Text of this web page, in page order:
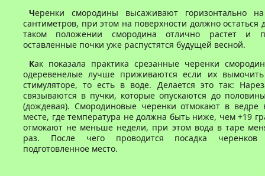
Черенки смородины высаживают горизонтально
сантиметров, при этом на поверхности должно остаться
таком положении смородина отлично растет и
оставленные почки уже распустятся будущей весной.
Как показала практика срезанные черенки
одеревенелые лучше приживаются если их
стимуляторе, то есть в воде. Делается это так:
связываются в пучки, которые опускаются до
(дождевая). Смородиновые черенки отмокают в ведре
месте, где температура не должна быть ниже, чем +19
отмокают не меньше недели, при этом вода в таре
раз. После чего проводится посадка
подготовленное место.